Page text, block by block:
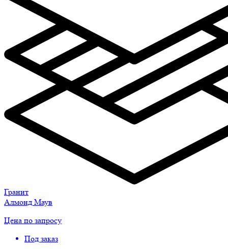
Гранит
Алмонд Маув
Цена по запросу
Под заказ